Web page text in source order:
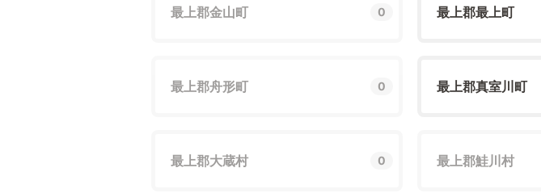
最上郡金山町 0 最上郡最上町
最上郡舟形町 0 最上郡真室川町
最上郡大蔵村 0 最上郡鮭川村